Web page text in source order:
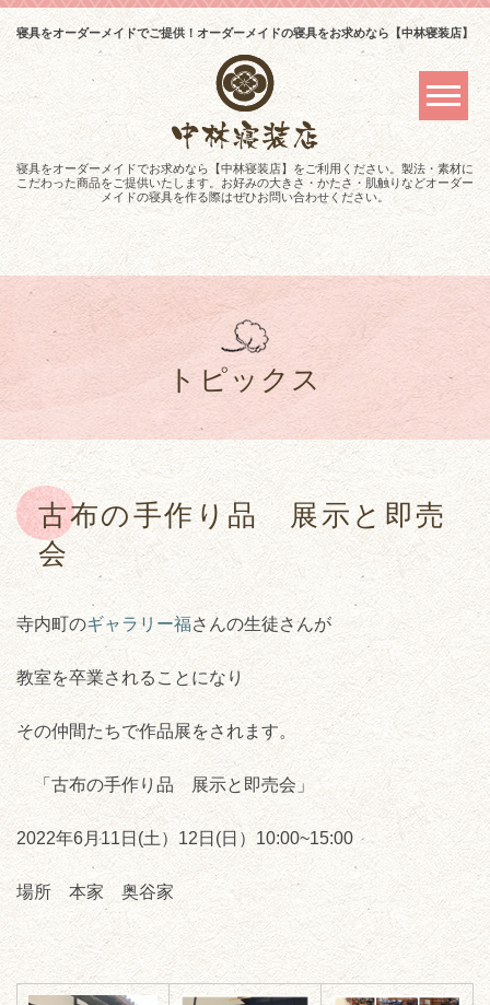
寝具をオーダーメイドでご提供！オーダーメイドの寝具をお求めなら【中林寝装店】
寝具をオーダーメイドでお求めなら【中林寝装店】をご利用ください。製法・素材に
こだわった商品をご提供いたします。お好みの大きさ・かたさ・肌触りなどオーダー
メイドの寝具を作る際はぜひお問い合わせください。
トピックス
古布の手作り品 展示と即売
会
寺内町のギャラリー福さんの生徒さんが
教室を卒業されることになり
その仲間たちで作品展をされます。
「古布の手作り品 展示と即売会」
2022年6月11日(土）12日(日）10:00~15:00
場所 本家 奥谷家